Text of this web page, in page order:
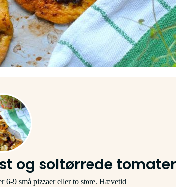
og soltørrede tomater
6-9 små pizzaer eller to store. Hævetid